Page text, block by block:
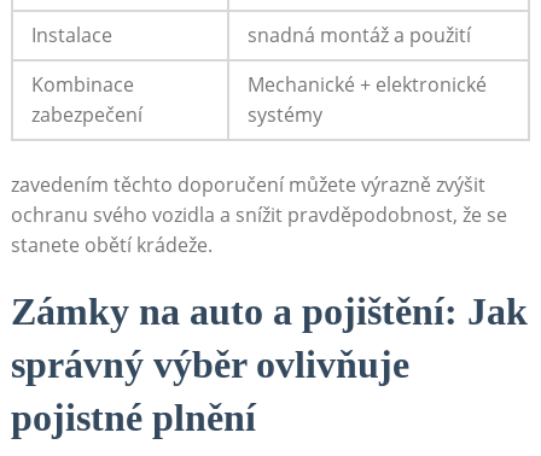
Instalace
snadná montáž a použití
Kombinace
zabezpečení
Mechanické + elektronické
systémy
zavedením těchto doporučení můžete výrazně zvýšit
ochranu svého vozidla a snížit pravděpodobnost, že se
stanete obětí krádeže.
Zámky na auto a pojištění: Jak
správný výběr ovlivňuje
pojistné plnění